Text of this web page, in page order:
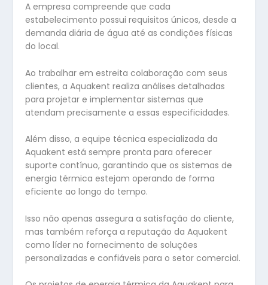
A empresa compreende que cada
estabelecimento possui requisitos únicos, desde a
demanda diária de água até as condições físicas
do local.
Ao trabalhar em estreita colaboração com seus
clientes, a Aquakent realiza análises detalhadas
para projetar e implementar sistemas que
atendam precisamente a essas especificidades.
Além disso, a equipe técnica especializada da
Aquakent está sempre pronta para oferecer
suporte contínuo, garantindo que os sistemas de
energia térmica estejam operando de forma
eficiente ao longo do tempo.
Isso não apenas assegura a satisfação do cliente,
mas também reforça a reputação da Aquakent
como líder no fornecimento de soluções
personalizadas e confiáveis para o setor comercial.